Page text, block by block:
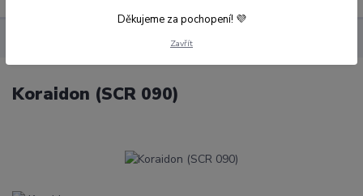
Koraidon (SCR 090)
Koraidon (SCR 090)
Děkujeme za pochopení! 💜
Zavřít